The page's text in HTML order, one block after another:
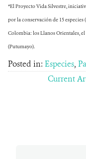
*El Proyecto Vida Silvestre,
por la conservación de 15 especies
Colombia: los Llanos Orientales,
(Putumayo).
Posted in: Especies,
Current